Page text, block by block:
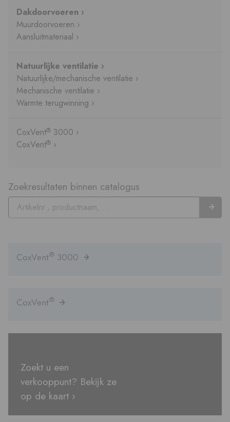
Dakdoorvoeren ›
Muurdoorvoeren ›
Aansluitmateriaal ›
Natuurlijke ventilatie ›
Natuurlijke/mechanische ventilatie ›
Mechanische ventilatie ›
Warmte terugwinning ›
CoxVent® 3000 ›
CoxVent® ›
Zoekresultaten binnen catalogus
CoxVent® 3000
CoxVent®
Zoekt u een
verkooppunt? Bekijk ze
op de kaart ›